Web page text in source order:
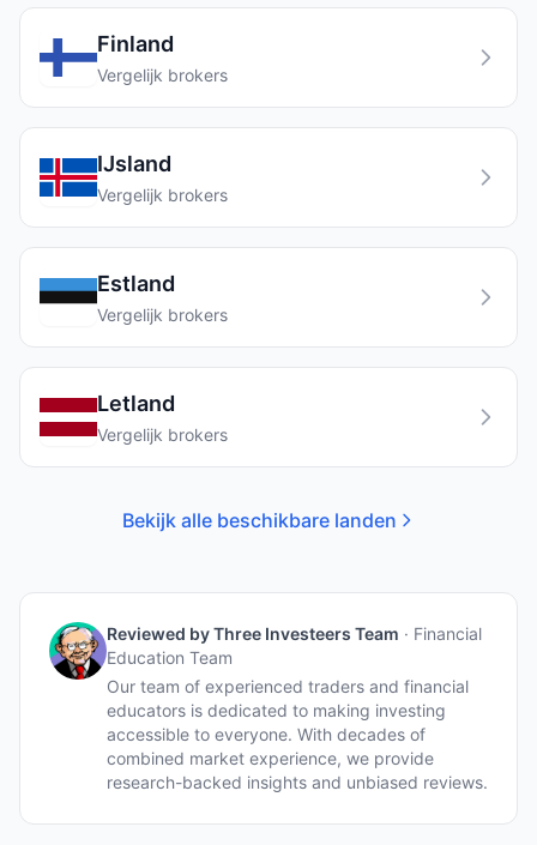
Finland
Vergelijk brokers
IJsland
Vergelijk brokers
Estland
Vergelijk brokers
Letland
Vergelijk brokers
Bekijk alle beschikbare landen
Reviewed byThree Investeers Team · Financial
Education Team
Our team of experienced traders and financial
educators is dedicated to making investing
accessible to everyone. With decades of
combined market experience, we provide
research-backed insights and unbiased reviews.